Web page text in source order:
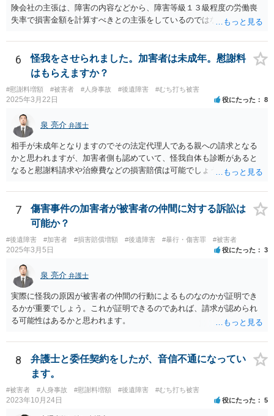
険会社の主張は、障害の内容などから、障害等級１３級程度の労働喪
失率で損害金額を計算すべきとの主張をしているのではないでしょう
ので、弁護士を交代しても状況は変わらないでしょう。今の弁護士と
十分に打ち合わせをすることが重要だと思います。
6
怪我をさせられました。加害者は未成年。慰謝料
はもらえますか？
#慰謝料増額 #被害者 #人身事故 #後遺障害 #むち打ち被害
2025年3月22日 役にたった 8
泉 亮介 弁護士
相手が未成年となりますのでその法定代理人である親への請求となる
かと思われますが、加害者側も認めていて、怪我自体も診断があると
なると慰謝料請求や治療費などの損害賠償は可能でしょう。 整骨院へ
い場合が多いです。 また、保険会社から提案される金額は低めに出さ
れることも多いため、その交渉のために弁護士を入れるということも
考えられるかと思われます。
7
傷害事件の加害者が被害者の仲間に対する訴訟は
可能か？
#後遺障害 #加害者 #損害賠償増額 #後遺障害 #暴行・傷害罪 #被害者
2025年3月5日 役にたった 3
泉 亮介 弁護士
実際に怪我の原因が被害者の仲間の行動によるものなのかが証明でき
るかが重要でしょう。これが証明できるのであれば、請求が認められ
る可能性はあるかと思われます。
8
弁護士と委任契約をしたが、音信不通になってい
ます。
#被害者 #人身事故 #慰謝料増額 #後遺障害 #むち打ち被害
2023年10月24日 役にたった 5